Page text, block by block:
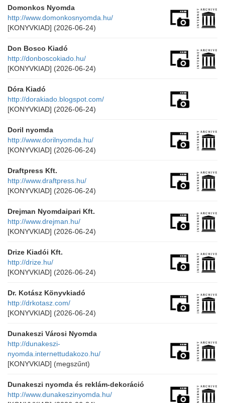
Domonkos Nyomda
http://www.domonkosnyomda.hu/
[KONYVKIAD] (2026-06-24)
Don Bosco Kiadó
http://donboscokiado.hu/
[KONYVKIAD] (2026-06-24)
Dóra Kiadó
http://dorakiado.blogspot.com/
[KONYVKIAD] (2026-06-24)
Doril nyomda
http://www.dorilnyomda.hu/
[KONYVKIAD] (2026-06-24)
Draftpress Kft.
http://www.draftpress.hu/
[KONYVKIAD] (2026-06-24)
Drejman Nyomdaipari Kft.
http://www.drejman.hu/
[KONYVKIAD] (2026-06-24)
Drize Kiadói Kft.
http://drize.hu/
[KONYVKIAD] (2026-06-24)
Dr. Kotász Könyvkiadó
http://drkotasz.com/
[KONYVKIAD] (2026-06-24)
Dunakeszi Városi Nyomda
http://dunakeszi-
nyomda.internettudakozo.hu/
[KONYVKIAD] (megszűnt)
Dunakeszi nyomda és reklám-dekoráció
http://www.dunakeszinyomda.hu/